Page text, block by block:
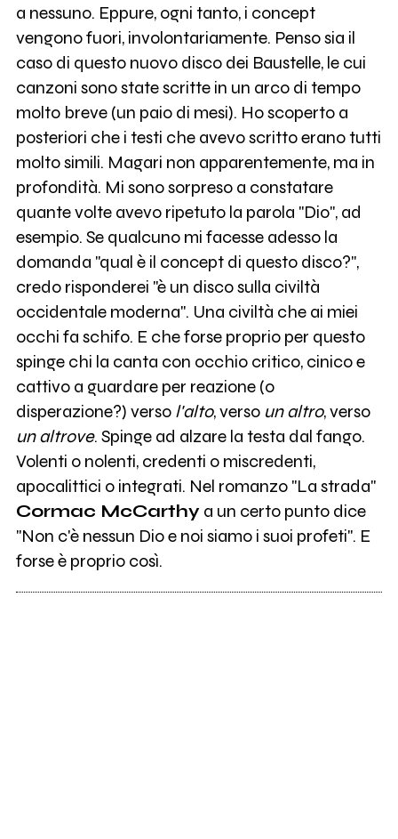
a nessuno. Eppure, ogni tanto, i concept
vengono fuori, involontariamente. Penso sia il
caso di questo nuovo disco dei Baustelle, le cui
canzoni sono state scritte in un arco di tempo
molto breve (un paio di mesi). Ho scoperto a
posteriori che i testi che avevo scritto erano tutti
molto simili. Magari non apparentemente, ma in
profondità. Mi sono sorpreso a constatare
quante volte avevo ripetuto la parola "Dio", ad
esempio. Se qualcuno mi facesse adesso la
domanda "qual è il concept di questo disco?",
credo risponderei "è un disco sulla civiltà
occidentale moderna". Una civiltà che ai miei
occhi fa schifo. E che forse proprio per questo
spinge chi la canta con occhio critico, cinico e
cattivo a guardare per reazione (o
disperazione?) verso l'alto, verso un altro, verso
un altrove. Spinge ad alzare la testa dal fango.
Volenti o nolenti, credenti o miscredenti,
apocalittici o integrati. Nel romanzo "La strada"
Cormac McCarthya un certo punto dice
"Non c'è nessun Dio e noi siamo i suoi profeti". E
forse è proprio così.